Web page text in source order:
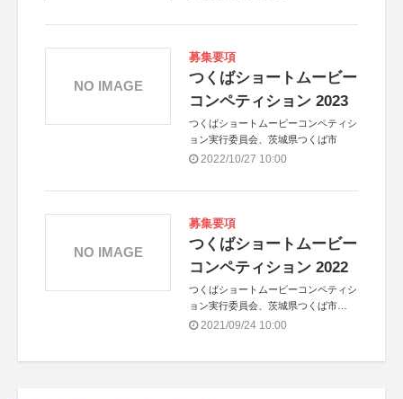
募集要項
つくばショートムービー
コンペティション 2023
つくばショートムービーコンペティシ
ョン実行委員会、茨城県つくば市
2022/10/27 10:00
NO IMAGE
募集要項
つくばショートムービー
コンペティション 2022
つくばショートムービーコンペティシ
ョン実行委員会、茨城県つくば市
共催：公益財団法人 つくば文化振興
2021/09/24 10:00
NO IMAGE